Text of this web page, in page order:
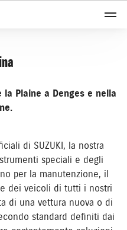
la Plaine a Denges e nella
di SUZUKI, la nostra
speciali e degli
per la manutenzione, il
dei veicoli di tutti i nostri
di una vettura nuova o di
standard definiti dai